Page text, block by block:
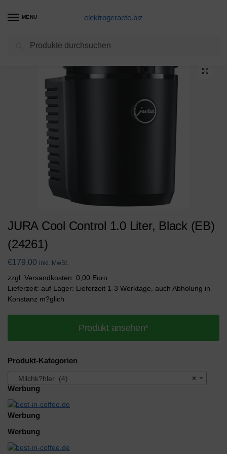
MENU elektrogeraete.biz
Zubeh?r Produkte???Gastro + Office
JURA Cool Control 1.0 Liter, Black (EB)
(24261)
€179,00 inkl. MwSt.
zzgl. Versandkosten: 0,00 Euro
Lieferzeit: auf Lager: Lieferzeit 1-3 Werktage, auch Abholung in
Konstanz m?glich
Produkt ansehen*
Produkt-Kategorien
×
Milchk?hler (4)
Werbung
Werbung
Werbung